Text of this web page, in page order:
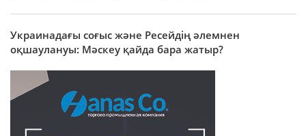
Украинадағы соғыс және Ресейдің әлемнен
оқшаулануы: Мәскеу қайда бара жатыр?